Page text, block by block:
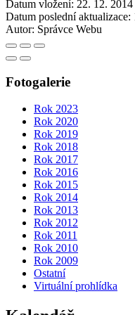
Datum vložení: 22. 12.
Datum poslední aktualizace:
Autor: Správce Webu
Fotogalerie
Rok 2023
Rok 2020
Rok 2019
Rok 2018
Rok 2017
Rok 2016
Rok 2015
Rok 2014
Rok 2013
Rok 2012
Rok 2011
Rok 2010
Rok 2009
Ostatní
Virtuální prohlídka